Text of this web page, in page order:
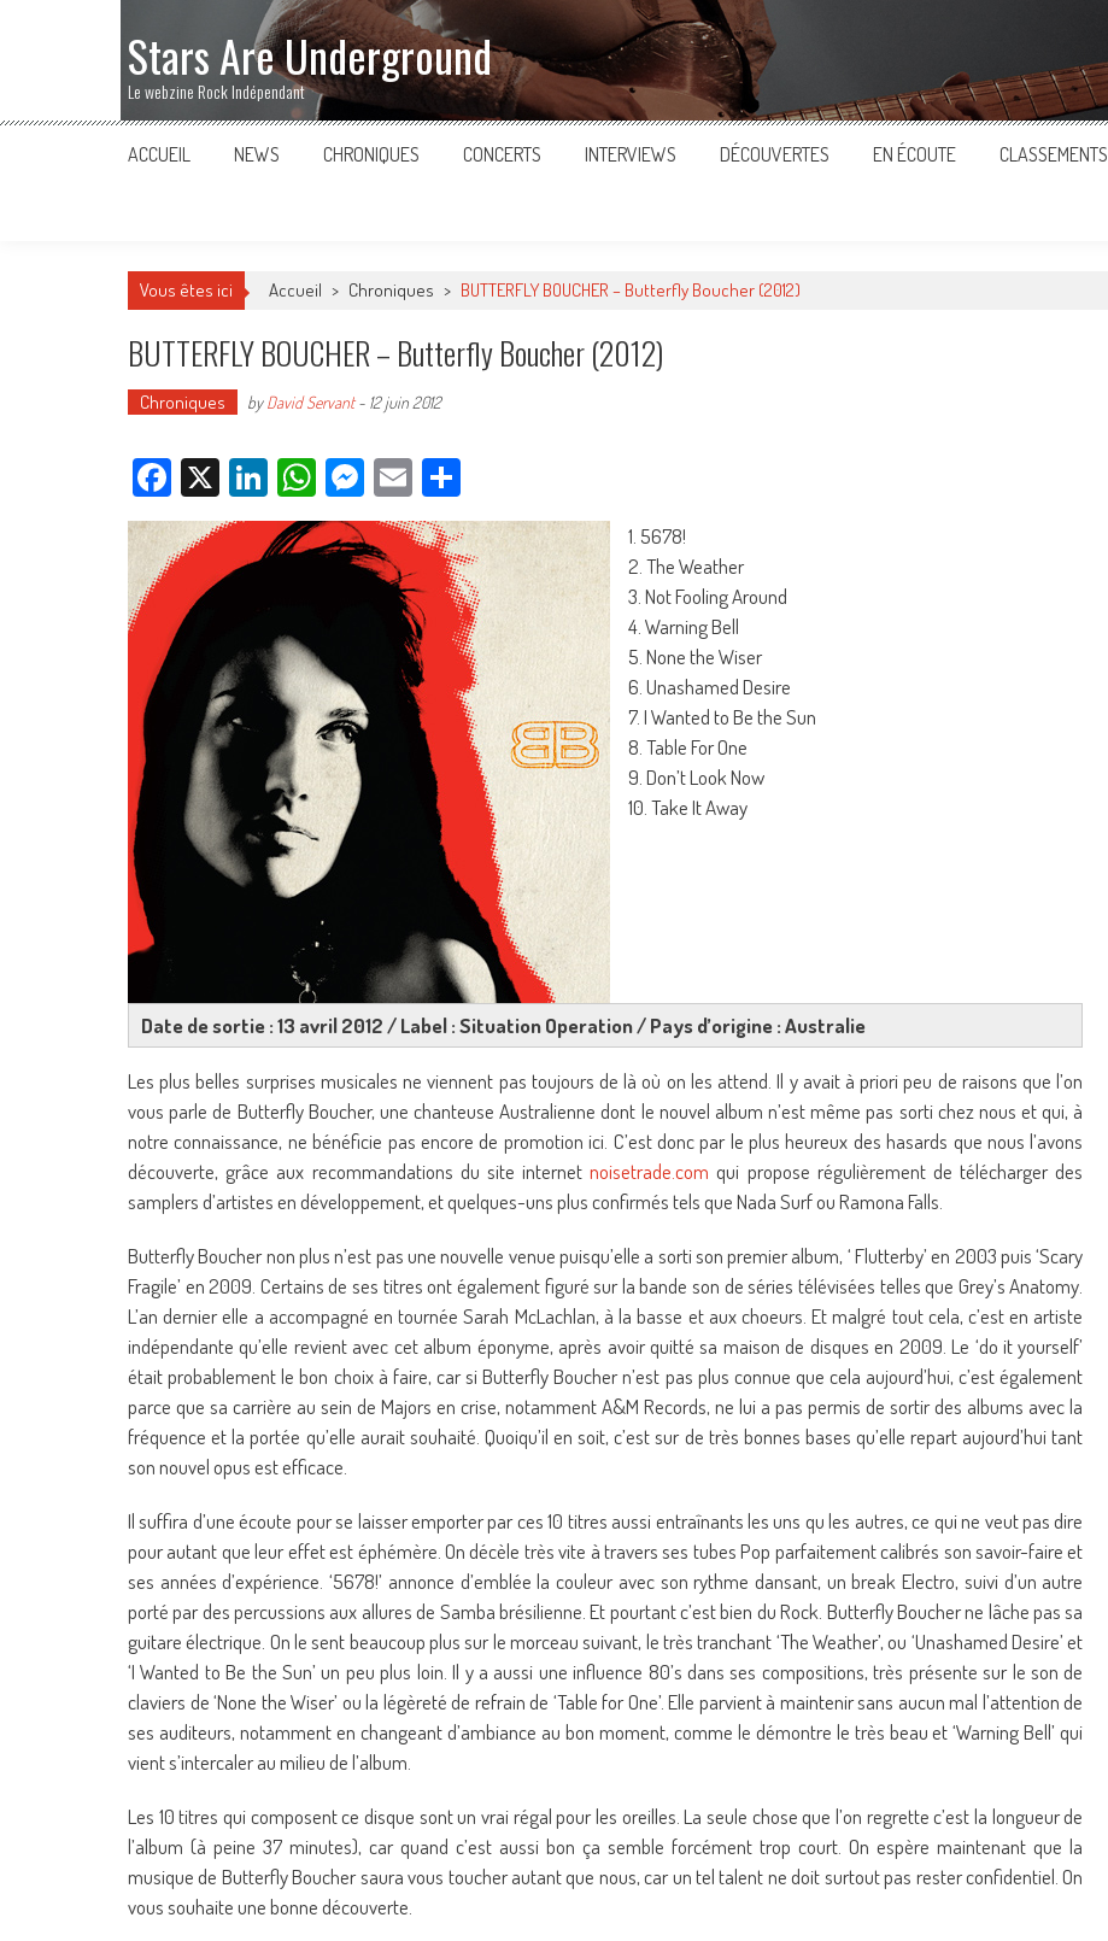
Stars Are Underground
Le webzine Rock Indépendant
ACCUEIL NEWS CHRONIQUES CONCERTS INTERVIEWS DÉCOUVERTES EN ÉCOUTE CLASSEMENTS
Vous êtes ici Accueil > Chroniques > BUTTERFLY BOUCHER – Butterfly Boucher (2012)
BUTTERFLY BOUCHER – Butterfly Boucher (2012)
Chroniques byDavid Servant- 12 juin 2012
Facebook
X LinkedIn
WhatsApp
Messenger
Email
1. 5678!
2. The Weather
3. Not Fooling Around
4. Warning Bell
5. None the Wiser
6. Unashamed Desire
7. I Wanted to Be the Sun
8. Table For One
9. Don’t Look Now
10. Take It Away
Date de sortie : 13 avril 2012 / Label : Situation Operation / Pays d’origine : Australie
Les plus belles surprises musicales ne viennent pas toujours de là où on les attend. Il y avait à priori peu de raisons que l’on
vous parle de Butterfly Boucher, une chanteuse Australienne dont le nouvel album n’est même pas sorti chez nous et qui, à
notre connaissance, ne bénéficie pas encore de promotion ici. C’est donc par le plus heureux des hasards que nous l’avons
découverte, grâce aux recommandations du site internetnoisetrade.com qui propose régulièrement de télécharger des
samplers d’artistes en développement, et quelques-uns plus confirmés tels que Nada Surf ou Ramona Falls.
Butterfly Boucher non plus n’est pas une nouvelle venue puisqu’elle a sorti son premier album, ‘ Flutterby’ en 2003 puis ‘Scary
Fragile’ en 2009. Certains de ses titres ont également figuré sur la bande son de séries télévisées telles que Grey’s Anatomy.
L’an dernier elle a accompagné en tournée Sarah McLachlan, à la basse et aux choeurs. Et malgré tout cela, c’est en artiste
indépendante qu’elle revient avec cet album éponyme, après avoir quitté sa maison de disques en 2009. Le ‘do it yourself’
était probablement le bon choix à faire, car si Butterfly Boucher n’est pas plus connue que cela aujourd’hui, c’est également
parce que sa carrière au sein de Majors en crise, notamment A&M Records, ne lui a pas permis de sortir des albums avec la
fréquence et la portée qu’elle aurait souhaité. Quoiqu’il en soit, c’est sur de très bonnes bases qu’elle repart aujourd’hui tant
son nouvel opus est efficace.
Il suffira d’une écoute pour se laisser emporter par ces 10 titres aussi entraînants les uns qu les autres, ce qui ne veut pas dire
pour autant que leur effet est éphémère. On décèle très vite à travers ses tubes Pop parfaitement calibrés son savoir-faire et
ses années d’expérience. ‘5678!’ annonce d’emblée la couleur avec son rythme dansant, un break Electro, suivi d’un autre
porté par des percussions aux allures de Samba brésilienne. Et pourtant c’est bien du Rock. Butterfly Boucher ne lâche pas sa
guitare électrique. On le sent beaucoup plus sur le morceau suivant, le très tranchant ‘The Weather’, ou ‘Unashamed Desire’ et
‘I Wanted to Be the Sun’ un peu plus loin. Il y a aussi une influence 80’s dans ses compositions, très présente sur le son de
claviers de ‘None the Wiser’ ou la légèreté de refrain de ‘Table for One’. Elle parvient à maintenir sans aucun mal l’attention de
ses auditeurs, notamment en changeant d’ambiance au bon moment, comme le démontre le très beau et ‘Warning Bell’ qui
vient s’intercaler au milieu de l’album.
Les 10 titres qui composent ce disque sont un vrai régal pour les oreilles. La seule chose que l’on regrette c’est la longueur de
l’album (à peine 37 minutes), car quand c’est aussi bon ça semble forcément trop court. On espère maintenant que la
musique de Butterfly Boucher saura vous toucher autant que nous, car un tel talent ne doit surtout pas rester confidentiel. On
vous souhaite une bonne découverte.